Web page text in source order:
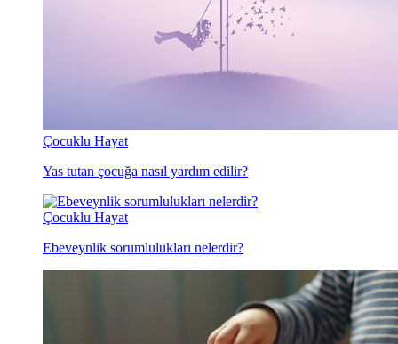
Çocuklu Hayat
Yas tutan çocuğa nasıl yardım edilir?
Çocuklu Hayat
Ebeveynlik sorumlulukları nelerdir?